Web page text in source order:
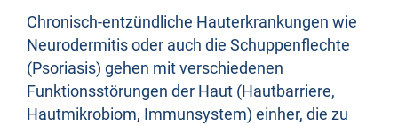
Chronisch-entzündliche Hauterkrankungen wie
Neurodermitis oder auch die Schuppenflechte
(Psoriasis) gehen mit verschiedenen
Funktionsstörungen der Haut (Hautbarriere,
Hautmikrobiom, Immunsystem) einher, die zu